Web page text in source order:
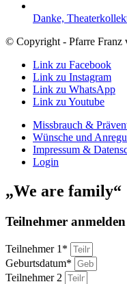
Danke,
© Copyright - Pfarre Franz
Link zu Facebook
Link zu Instagram
Link zu WhatsApp
Link zu Youtube
Missbrauch &
Wünsche und
Impressum &
Login
„We are family“
Teilnehmer anmelden
Teilnehmer 1*
Geburtsdatum*
Teilnehmer 2